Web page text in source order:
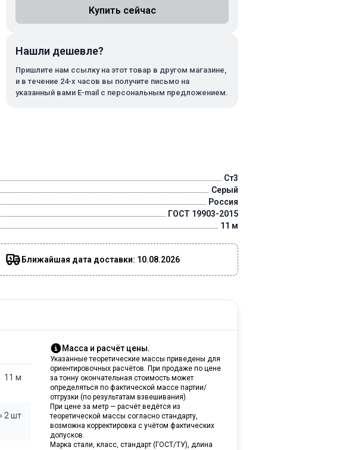
Ст3
Серый
Россия
ГОСТ 19903-2015
11 м
Ближайшая дата доставки: 10.08.2026
Купить сейчас
Нашли дешевле?
Пришлите нам ссылку на этот товар в другом магазине,
и в течение 24-х часов вы получите письмо на
указанный вами E-mail с персональным предложением.
11 м
2 шт
Масса и расчёт цены.
Указанные теоретические массы приведены для
ориентировочных расчётов. При продаже по цене
за тонну окончательная стоимость может
определяться по фактической массе партии/
отгрузки (по результатам взвешивания).
При цене за метр — расчёт ведётся из
теоретической массы согласно стандарту,
возможна корректировка с учётом фактических
допусков.
Марка стали, класс, стандарт (ГОСТ/ТУ), длина